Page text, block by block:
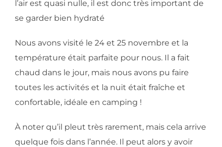
l’air est quasi nulle, il est donc très important de
se garder bien hydraté
Nous avons visité le 24 et 25 novembre et la
température était parfaite pour nous. Il a fait
chaud dans le jour, mais nous avons pu faire
toutes les activités et la nuit était fraîche et
confortable, idéale en camping !
À noter qu’il pleut très rarement, mais cela arrive
quelque fois dans l’année. Il peut alors y avoir